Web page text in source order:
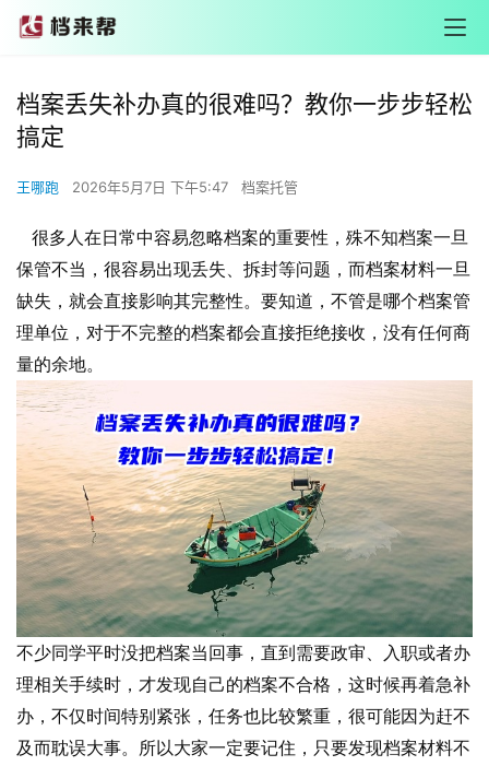
档案丢失补办真的很难吗？教你一步步轻松
搞定
王哪跑 2026年5月7日 下午5:47 档案托管
很多人在日常中容易忽略档案的重要性，殊不知档案一旦
保管不当，很容易出现丢失、拆封等问题，而档案材料一旦
缺失，就会直接影响其完整性。要知道，不管是哪个档案管
理单位，对于不完整的档案都会直接拒绝接收，没有任何商
量的余地。
不少同学平时没把档案当回事，直到需要政审、入职或者办
理相关手续时，才发现自己的档案不合格，这时候再着急补
办，不仅时间特别紧张，任务也比较繁重，很可能因为赶不
及而耽误大事。所以大家一定要记住，只要发现档案材料不